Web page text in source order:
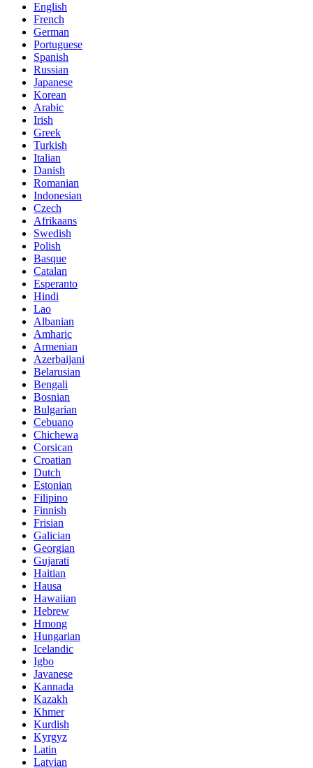
English
French
German
Portuguese
Spanish
Russian
Japanese
Korean
Arabic
Irish
Greek
Turkish
Italian
Danish
Romanian
Indonesian
Czech
Afrikaans
Swedish
Polish
Basque
Catalan
Esperanto
Hindi
Lao
Albanian
Amharic
Armenian
Azerbaijani
Belarusian
Bengali
Bosnian
Bulgarian
Cebuano
Chichewa
Corsican
Croatian
Dutch
Estonian
Filipino
Finnish
Frisian
Galician
Georgian
Gujarati
Haitian
Hausa
Hawaiian
Hebrew
Hmong
Hungarian
Icelandic
Igbo
Javanese
Kannada
Kazakh
Khmer
Kurdish
Kyrgyz
Latin
Latvian